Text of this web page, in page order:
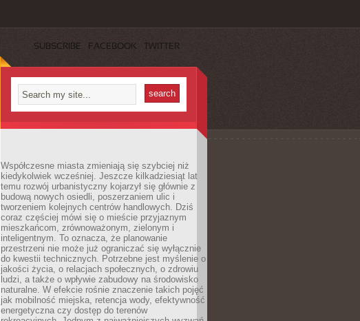
SUBSCRIBE FACEBOOK TWITTER
Współczesne miasta zmieniają się szybciej niż
kiedykolwiek wcześniej. Jeszcze kilkadziesiąt lat
temu rozwój urbanistyczny kojarzył się głównie z
budową nowych osiedli, poszerzaniem ulic i
tworzeniem kolejnych centrów handlowych. Dziś
coraz częściej mówi się o mieście przyjaznym
mieszkańcom, zrównoważonym, zielonym i
inteligentnym. To oznacza, że planowanie
przestrzeni nie może już ograniczać się wyłącznie
do kwestii technicznych. Potrzebne jest myślenie o
jakości życia, o relacjach społecznych, o zdrowiu
ludzi, a także o wpływie zabudowy na środowisko
naturalne. W efekcie rośnie znaczenie takich pojęć
jak mobilność miejska, retencja wody, efektywność
energetyczna czy dostęp do terenów